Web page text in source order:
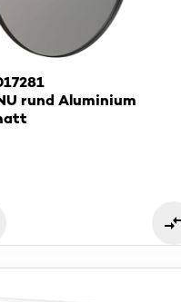
rund Aluminium